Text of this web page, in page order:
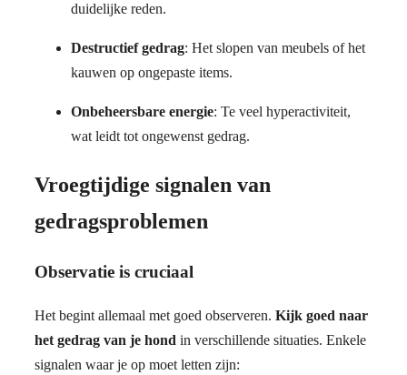
duidelijke reden.
Destructief gedrag: Het slopen van meubels of het
kauwen op ongepaste items.
Onbeheersbare energie: Te veel hyperactiviteit,
wat leidt tot ongewenst gedrag.
Vroegtijdige signalen van
gedragsproblemen
Observatie is cruciaal
Het begint allemaal met goed observeren. Kijk goed naar
het gedrag van je hond in verschillende situaties. Enkele
signalen waar je op moet letten zijn: